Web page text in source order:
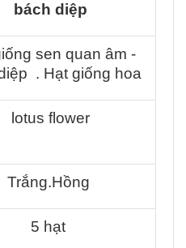
bách diệp
sen quan âm -
. Hạt giống hoa
lotus flower
Trắng.Hồng
5 hạt